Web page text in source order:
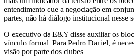
entendimento que a negociação em
partes, não há diálogo institucional nesse
O executivo da E&Y disse auxiliar os
vínculo formal. Para Pedro Daniel, é
visão por parte dos clubes.